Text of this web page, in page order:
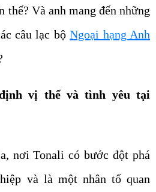
thế? Và anh mang đến những
câu lạc bộNgoại hạng Anh
vị thế và tình yêu tại
nơi Tonali có bước đột phá
và là một nhân tố quan